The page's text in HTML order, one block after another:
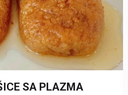
SA PLAZMA